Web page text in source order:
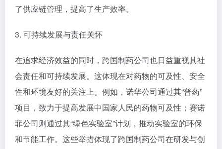
了供应链管理，提高了生产效率。
3. 可持续发展与责任关怀
在追求经济效益的同时，跨国制药公司也日益重视其社
会责任和可持续发展。这体现在对药物的可及性、安全
性和环境友好的关注上。例如，诺华公司通过其“普药”
项目，致力于提高发展中国家人民的药物可及性；赛诺
菲公司则通过其“绿色实验室”计划，推动实验室的环保
和节能工作。这些举措体现了跨国制药公司在研发与创